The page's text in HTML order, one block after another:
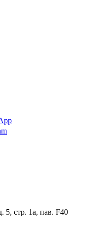
5, стр. 1а, пав. F40